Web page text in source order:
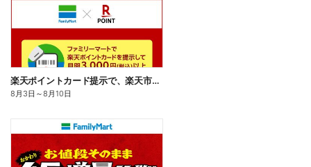
楽天ポイントカード提示で、楽天市場でのお買い物がおトクに!
8月3日 ～8月10日